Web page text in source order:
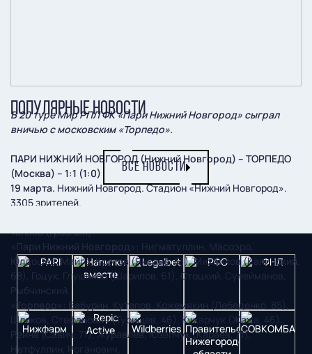
В 20 туре Мир РПЛ ФК «Пари Нижний Новгород» сыграл
вничью с московским «Торпедо».
ПАРИ НИЖНИЙ НОВГОРОД (Нижний Новгород) – ТОРПЕДО
(Москва) – 1:1 (1:0)
19 марта. Нижний Новгород. Стадион «Нижний Новгород».
3305 зрителей.
Талаев (Грозный).
«Пари Нижний Новгород»: Нигматуллин, Масоэро,
Юлдошев, Майга, Кротов (Янсане, 61), Михайлов (Калинский,
68), Гоцук, Глушаков (Шарипов, 61), Стоцкий, Сулейманов,
Рыбчинский.
«Торпедо»: Бабурин, Кутепов, Кожемякин (Лебеденко, 85),
Шляков, Стефанович (Турищев, 46), Кухарчук (Жажа, 46),
Рейна (Савич, 71), Журавлев, Юзепчук (Караев, 71),
Нетфуллин, Роганович.
ПОПУЛЯРНЫЕ НОВОСТИ
ВСЕ НОВОСТИ